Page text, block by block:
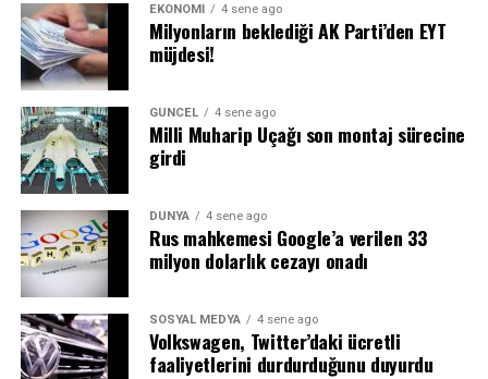
EKONOMI 4 sene ago
Milyonların beklediği AK Parti’den EYT
müjdesi!
GÜNCEL 4 sene ago
Milli Muharip Uçağı son montaj sürecine
girdi
DÜNYA 4 sene ago
Rus mahkemesi Google’a verilen 33
milyon dolarlık cezayı onadı
SOSYAL MEDYA 4 sene ago
Volkswagen, Twitter’daki ücretli
faaliyetlerini durdurduğunu duyurdu